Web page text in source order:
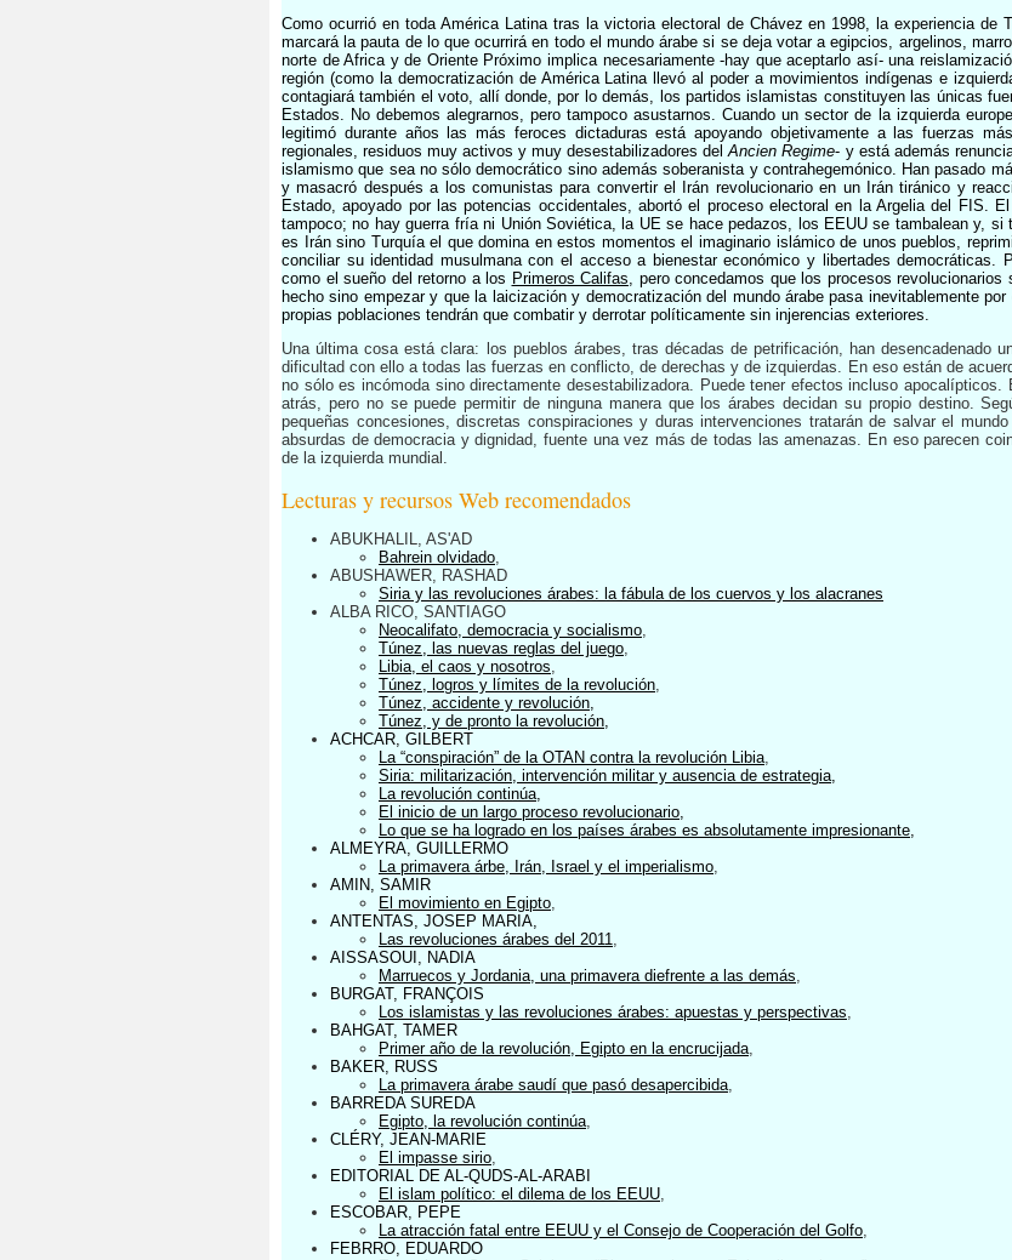
Como ocurrió en toda América Latina tras la victoria electoral de Chávez en 1998, la experiencia de
marcará la pauta de lo que ocurrirá en todo el mundo árabe si se deja votar a egipcios, argelinos,
norte de Africa y de Oriente Próximo implica necesariamente -hay que aceptarlo así- una
región (como la democratización de América Latina llevó al poder a movimientos indígenas e
contagiará también el voto, allí donde, por lo demás, los partidos islamistas constituyen las únicas
Estados. No debemos alegrarnos, pero tampoco asustarnos. Cuando un sector de la izquierda
legitimó durante años las más feroces dictaduras está apoyando objetivamente a las fuerzas
regionales, residuos muy activos y muy desestabilizadores delAncien Regime- y está además
islamismo que sea no sólo democrático sino además soberanista y contrahegemónico. Han pasado
y masacró después a los comunistas para convertir el Irán revolucionario en un Irán tiránico y
Estado, apoyado por las potencias occidentales, abortó el proceso electoral en la Argelia del FIS.
tampoco; no hay guerra fría ni Unión Soviética, la UE se hace pedazos, los EEUU se tambalean y, si
es Irán sino Turquía el que domina en estos momentos el imaginario islámico de unos pueblos,
conciliar su identidad musulmana con el acceso a bienestar económico y libertades democráticas.
como el sueño del retorno a los Primeros Califas, pero concedamos que los procesos
hecho sino empezar y que la laicización y democratización del mundo árabe pasa inevitablemente
propias poblaciones tendrán que combatir y derrotar políticamente sin injerencias exteriores.
Una última cosa está clara: los pueblos árabes, tras décadas de petrificación, han desencadenado
dificultad con ello a todas las fuerzas en conflicto, de derechas y de izquierdas. En eso están de
no sólo es incómoda sino directamente desestabilizadora. Puede tener efectos incluso
atrás, pero no se puede permitir de ninguna manera que los árabes decidan su propio destino.
pequeñas concesiones, discretas conspiraciones y duras intervenciones tratarán de salvar el
absurdas de democracia y dignidad, fuente una vez más de todas las amenazas. En eso parecen
de la izquierda mundial.
Lecturas y recursos Web recomendados
ABUKHALIL, AS'AD
Bahrein olvidado,
ABUSHAWER, RASHAD
Siria y las revoluciones árabes: la fábula de los cuervos y los alacranes
ALBA RICO, SANTIAGO
Neocalifato, democracia y socialismo,
Túnez, las nuevas reglas del juego,
Libia, el caos y nosotros,
Túnez, logros y límites de la revolución,
Túnez, accidente y revolución,
Túnez, y de pronto la revolución,
ACHCAR, GILBERT
La “conspiración” de la OTAN contra la revolución Libia,
Siria: militarización, intervención militar y ausencia de estrategia,
La revolución continúa,
El inicio de un largo proceso revolucionario,
Lo que se ha logrado en los países árabes es absolutamente impresionante,
ALMEYRA, GUILLERMO
La primavera árbe, Irán, Israel y el imperialismo,
AMIN, SAMIR
El movimiento en Egipto,
ANTENTAS, JOSEP MARIA,
Las revoluciones árabes del 2011,
AISSASOUI, NADIA
Marruecos y Jordania, una primavera diefrente a las demás,
BURGAT, FRANÇOIS
Los islamistas y las revoluciones árabes: apuestas y perspectivas,
BAHGAT, TAMER
Primer año de la revolución, Egipto en la encrucijada,
BAKER, RUSS
La primavera árabe saudí que pasó desapercibida,
BARREDA SUREDA
Egipto, la revolución continúa,
CLÉRY, JEAN-MARIE
El impasse sirio,
EDITORIAL DE AL-QUDS-AL-ARABI
El islam político: el dilema de los EEUU,
ESCOBAR, PEPE
La atracción fatal entre EEUU y el Consejo de Cooperación del Golfo,
FEBRRO, EDUARDO